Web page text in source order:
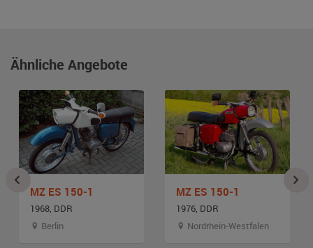
Ähnliche Angebote
MZ ES 150-1
1968, DDR
Berlin
MZ ES 150-1
1976, DDR
Nordrhein-Westfalen